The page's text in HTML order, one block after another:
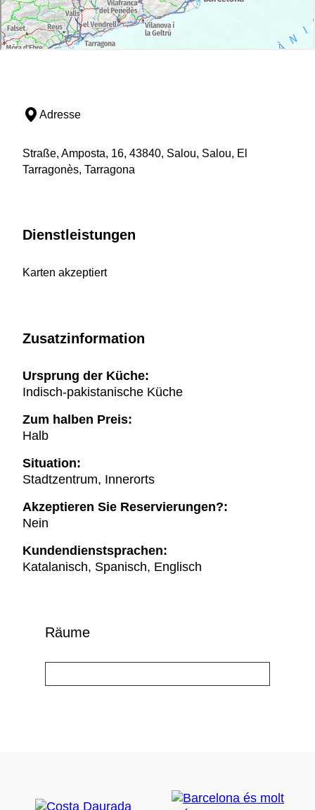
Adresse
Straße, Amposta, 16, 43840, Salou, Salou, El
Tarragonès, Tarragona
Dienstleistungen
Karten akzeptiert
Zusatzinformation
Ursprung der Küche:
Indisch-pakistanische Küche
Zum halben Preis:
Halb
Situation:
Stadtzentrum, Innerorts
Akzeptieren Sie Reservierungen?:
Nein
Kundendienstsprachen:
Katalanisch, Spanisch, Englisch
Räume